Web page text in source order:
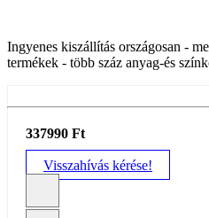
Ingyenes kiszállítás országosan -
termékek - több száz anyag-és
337990 Ft
Visszahívás kérése!